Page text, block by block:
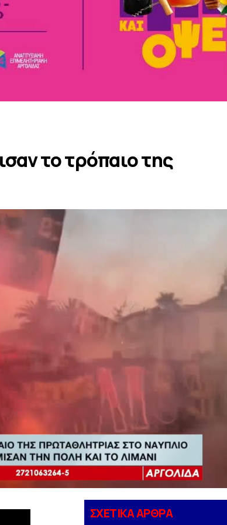
το τρόπαιο της
ΣΧΕΤΙΚΑ ΑΡΘΡΑ